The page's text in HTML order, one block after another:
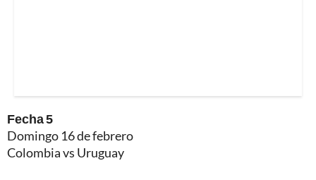
Fecha 5
Domingo 16 de febrero
Colombia vs Uruguay